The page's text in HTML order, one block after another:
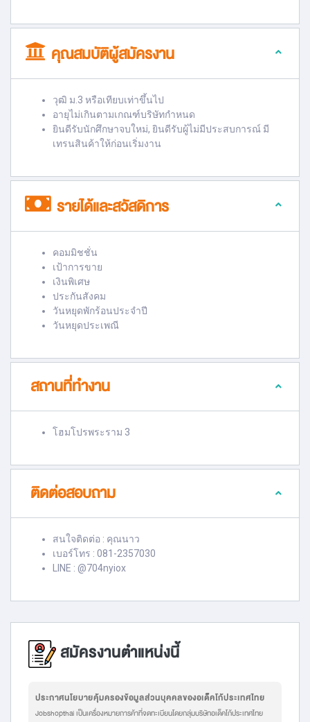
คุณสมบัติผู้สมัครงาน
วุฒิ ม.3 หรือเทียบเท่าขึ้นไป
อายุไม่เกินตามเกณฑ์บริษัทกำหนด
ยินดีรับนักศึกษาจบใหม่, ยินดีรับผู้ไม่มีประสบการณ์ มี
เทรนสินค้าให้ก่อนเริ่มงาน
รายได้และสวัสดิการ
คอมมิชชั่น
เป้าการขาย
เงินพิเศษ
ประกันสังคม
วันหยุดพักร้อนประจำปี
วันหยุดประเพณี
สถานที่ทำงาน
โฮมโปรพระราม 3
ติดต่อสอบถาม
สนใจติดต่อ : คุณนาว
เบอร์โทร : 081-2357030
LINE : @704nyiox
สมัครงานตำแหน่งนี้
ประกาศนโยบายคุ้มครองข้อมูลส่วนบุคคลของอเด็คโก้ประเทศไทย
Jobshopthai เป็นเครื่องหมายการค้าที่จดทะเบียนโดยกลุ่มบริษัทอเด็คโก้ประเทศไทย